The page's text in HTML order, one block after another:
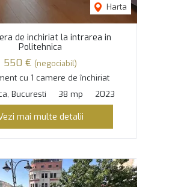
Harta
de inchiriat la intrarea in
Politehnica
550 € (negociabil)
cu 1 camere de închiriat
Bucuresti
38 mp 2023
mai multe detalii